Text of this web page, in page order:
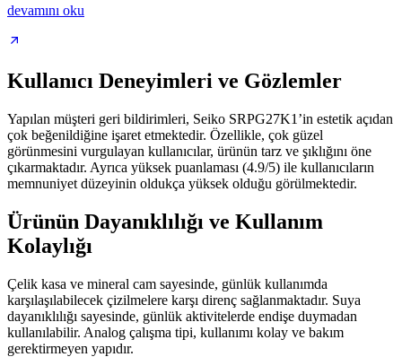
devamını oku
Kullanıcı Deneyimleri ve Gözlemler
Yapılan müşteri geri bildirimleri, Seiko SRPG27K1’in estetik açıdan
çok beğenildiğine işaret etmektedir. Özellikle, çok güzel
görünmesini vurgulayan kullanıcılar, ürünün tarz ve şıklığını öne
çıkarmaktadır. Ayrıca yüksek puanlaması (4.9/5) ile kullanıcıların
memnuniyet düzeyinin oldukça yüksek olduğu görülmektedir.
Ürünün Dayanıklılığı ve Kullanım
Kolaylığı
Çelik kasa ve mineral cam sayesinde, günlük kullanımda
karşılaşılabilecek çizilmelere karşı direnç sağlanmaktadır. Suya
dayanıklılığı sayesinde, günlük aktivitelerde endişe duymadan
kullanılabilir. Analog çalışma tipi, kullanımı kolay ve bakım
gerektirmeyen yapıdır.